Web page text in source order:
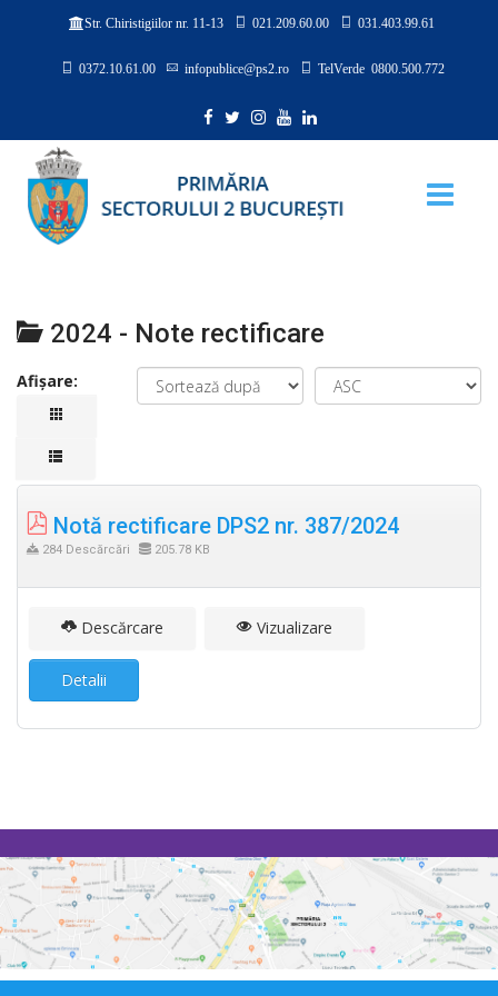
Str. Chiristigiilor nr. 11-13 021.209.60.00 031.403.99.61
0372.10.61.00 infopublice@ps2.ro TelVerde 0800.500.772
2024 - Note rectificare
Afișare:
Notă rectificare DPS2 nr. 387/2024
284 Descărcări 205.78 KB
Descărcare Vizualizare
Detalii